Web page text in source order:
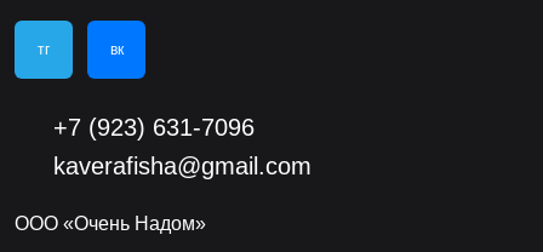
тг вк
+7 (923) 631-7096
kaverafisha@gmail.com
ООО «Очень Надом»